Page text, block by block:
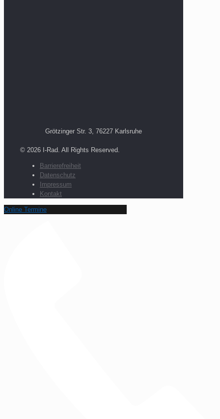
Grötzinger Str. 3, 76227 Karlsruhe
© 2026 I-Rad. All Rights Reserved.
Barrierefreiheit
Datenschutz
Impressum
Kontakt
Online Termine